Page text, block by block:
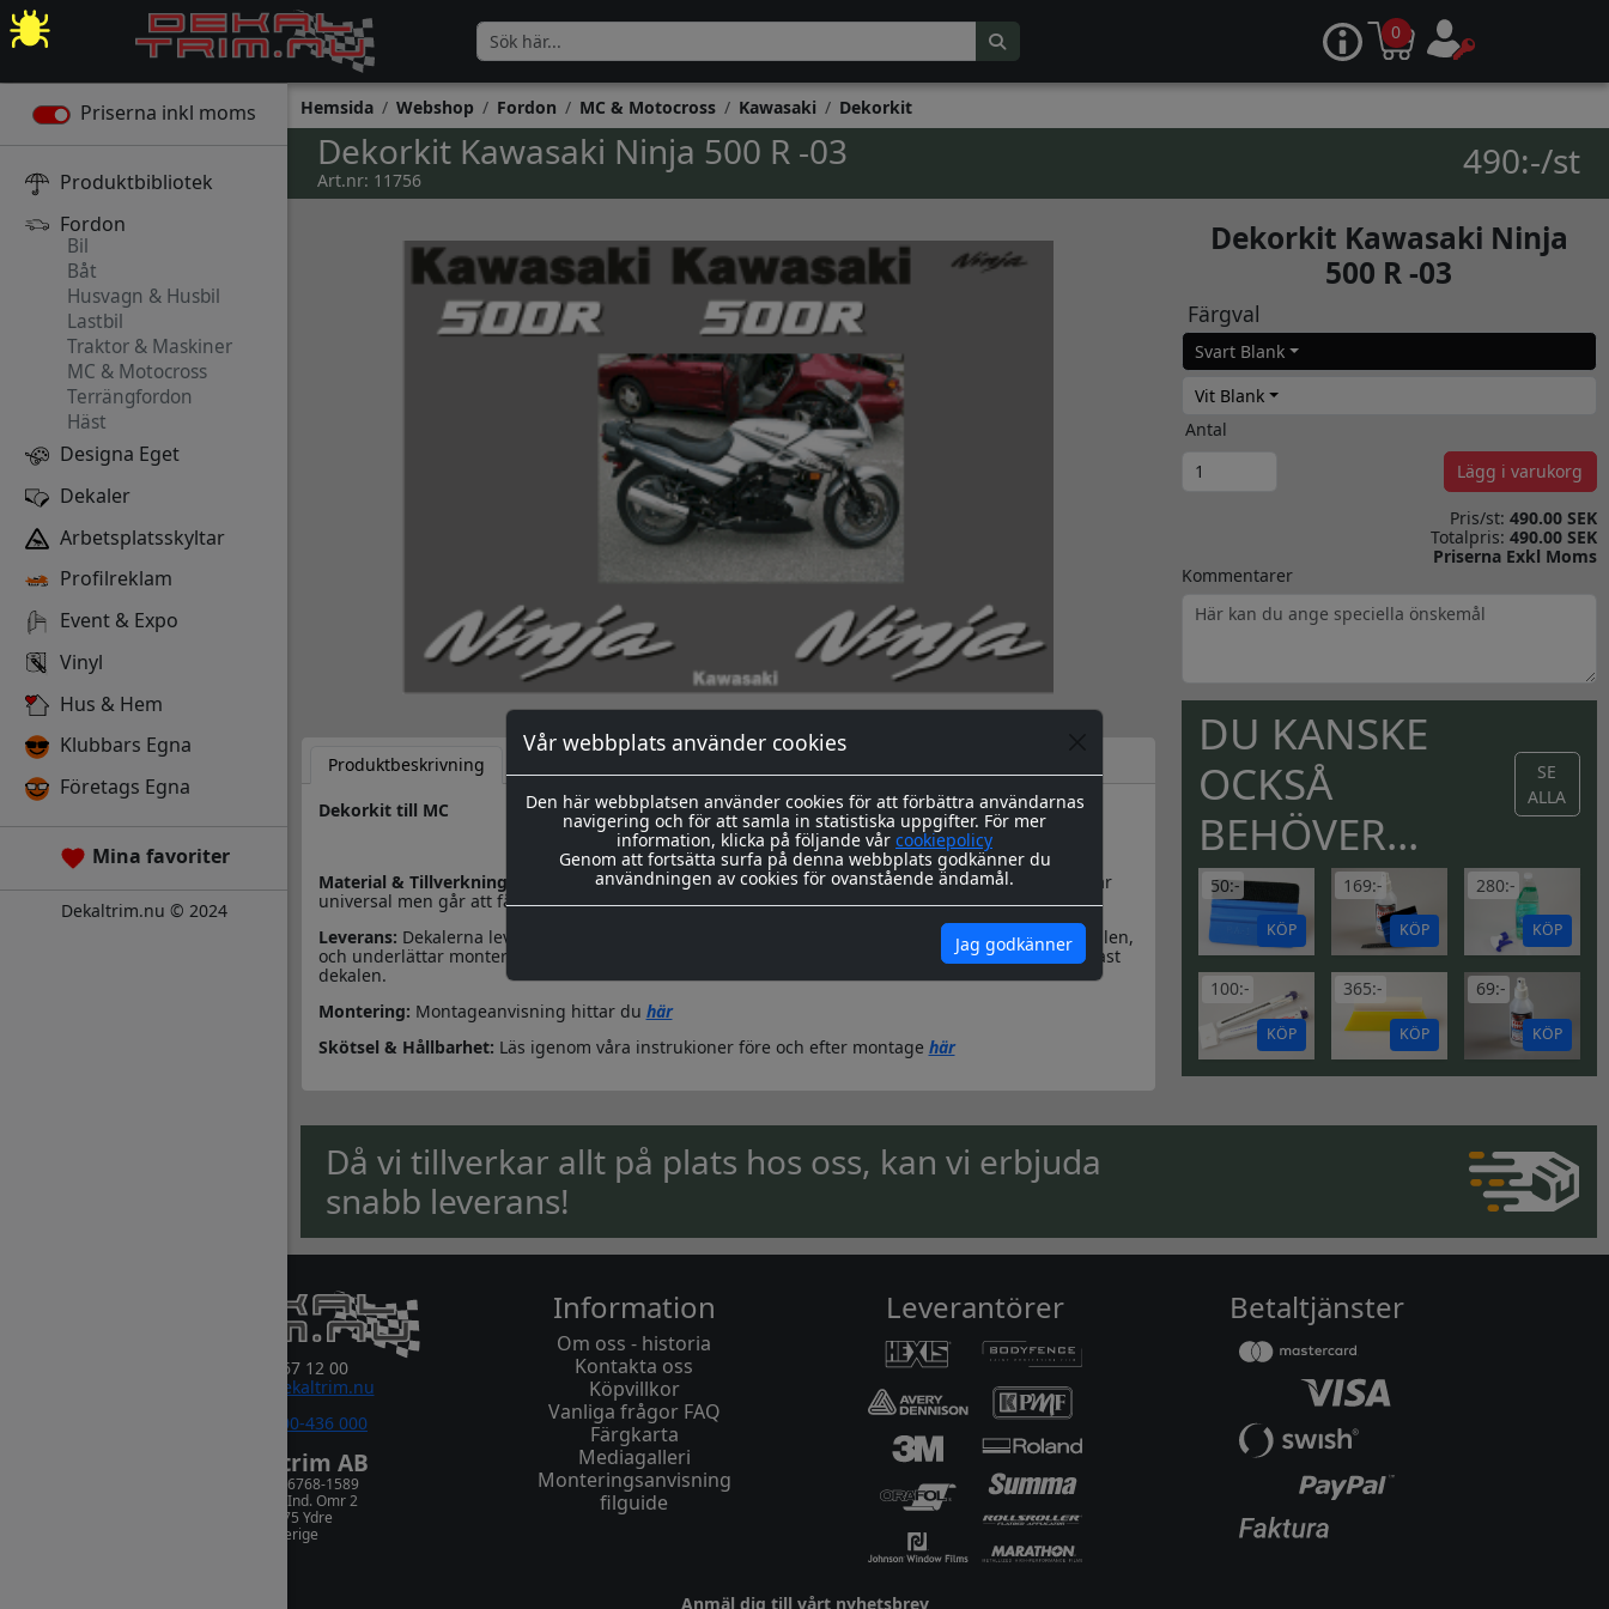
Vår webbplats använder cookies
Den här webbplatsen använder cookies för att förbättra användarnas
navigering och för att samla in statistiska uppgifter. För mer
information, klicka på följande vår cookiepolicy
Genom att fortsätta surfa på denna webbplats godkänner du
användningen av cookies för ovanstående ändamål.
Jag godkänner
0
Priserna inkl moms
Produktbibliotek
Fordon
Bil
Båt
Husvagn & Husbil
Lastbil
Traktor & Maskiner
MC & Motocross
Terrängfordon
Häst
Designa Eget
Dekaler
Arbetsplatsskyltar
Profilreklam
Event & Expo
Vinyl
Hus & Hem
Klubbars Egna
Företags Egna
Mina favoriter
Dekaltrim.nu © 2024
Hemsida Webshop Fordon MC & Motocross Kawasaki Dekorkit
Dekorkit Kawasaki Ninja 500 R -03
Art.nr: 11756 490:-/st
Produktbeskrivning
Dekorkit till MC
Material & Tillverkning:
Dessa dekaler skärs ut i en 8-årig genomfärgad kvalitetsfolie. Storleken är
universal men går att få i önskad storlek. ange detta i kommentarer på beställning.
Leverans: Dekalerna levereras redo för montage med appliceringstape över som håller ihop dekalen,
och underlättar monteringen. Appliceringstapen tas bort efter montering, och kvar sitter då endast
dekalen.
Montering: Montageanvisning hittar du här
Skötsel & Hållbarhet: Läs igenom våra instrukioner före och efter montage här
Dekorkit Kawasaki Ninja
500 R -03
Färgval
Svart Blank
Vit Blank
Antal
Lägg i varukorg
Pris/st: 490.00 SEK
Totalpris: 490.00 SEK
Priserna Exkl Moms
Kommentarer
DU KANSKE
OCKSÅ
BEHÖVER...
SE
ALLA
50:-
KÖP
169:-
KÖP
280:-
KÖP
100:-
KÖP
365:-
KÖP
69:-
KÖP
Då vi tillverkar allt på plats hos oss, kan vi erbjuda
snabb leverans!
0381-67 12 00
order@dekaltrim.nu
0700-436 000
Dekaltrim AB
Orgnr. 556768-1589
Rydsnäs Ind. Omr 2
573 75 Ydre
Sverige
Information
Om oss - historia
Kontakta oss
Köpvillkor
Vanliga frågor FAQ
Färgkarta
Mediagalleri
Monteringsanvisning
filguide
Leverantörer Betaltjänster
Anmäl dig till vårt nyhetsbrev